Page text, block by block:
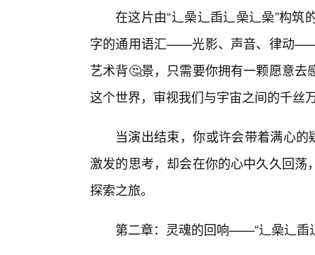
在这片由“辶喿辶臿辶喿辶喿”构
字的通用语汇——光影、声音、律动
艺术背🤔景，只需要你拥有一颗愿意
这个世界，审视我们与宇宙之间的千丝
当演出结束，你或许会带着满心
激发的思考，却会在你的心中久久回
探索之旅。
第二章：灵魂的回响——“辶喿辶臿